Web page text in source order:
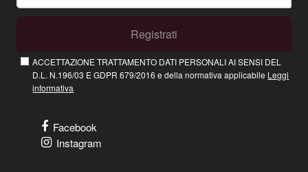
Registrati
ACCETTAZIONE TRATTAMENTO DATI PERSONALI AI SENSI DEL
D.L. N.196/03 E GDPR 679/2016 e della normativa applicabile Leggi
informativa
Facebook
Instagram